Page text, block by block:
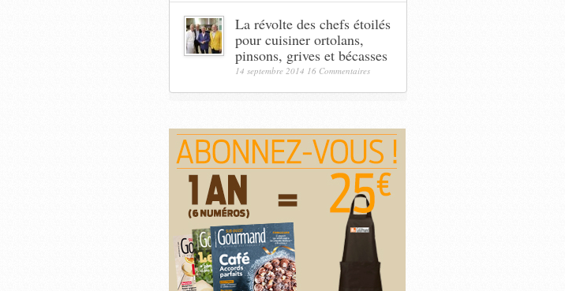
La révolte des chefs étoilés
pour cuisiner ortolans,
pinsons, grives et bécasses
14 septembre 2014 16 Commentaires